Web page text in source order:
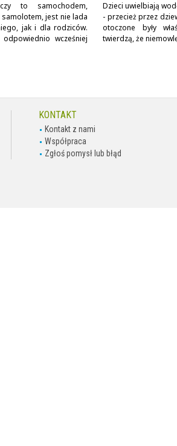
to samochodem,
jest nie lada
jak i dla rodziców.
wcześniej
Dzieci uwielbiają
- przecież przez
otoczone były
twierdzą, że
KONTAKT
Kontakt z nami
Współpraca
Zgłoś pomysł lub błąd